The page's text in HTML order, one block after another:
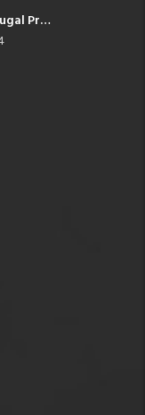
1ª Edição do Portugal Print